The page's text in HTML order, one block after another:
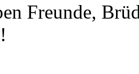
Freunde,